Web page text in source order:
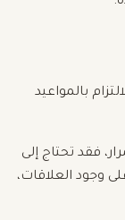
بالمواعيد
فقد تحتاج إلى
وجود العلاقات،